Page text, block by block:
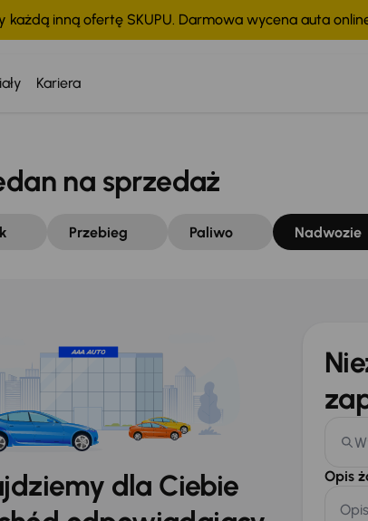
każdą inną ofertę SKUPU. Darmowa wycena auta
Kariera
na sprzedaż
Przebieg Paliwo Nadwozie
dla Ciebie
Opis